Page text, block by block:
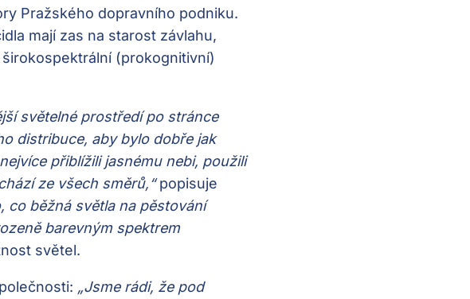
Pražského dopravního podniku.
mají zas na starost závlahu,
(prokognitivní)
světelné prostředí po stránce
distribuce, aby bylo dobře jak
přiblížili jasnému nebi, použili
ze všech směrů,“popisuje
co běžná světla na pěstování
barevným spektrem
světel.
„Jsme rádi, že pod